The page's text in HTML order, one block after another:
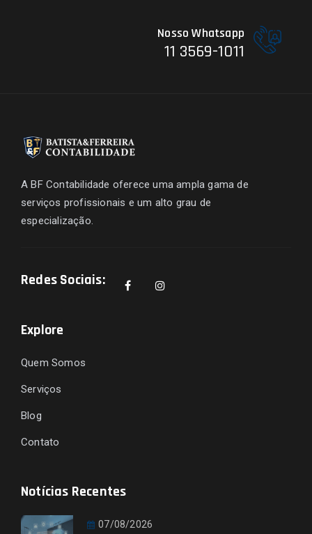
Nosso Whatsapp
11 3569-1011
A BF Contabilidade oferece uma ampla gama de
serviços profissionais e um alto grau de
especialização.
Redes Sociais:
Explore
Quem Somos
Serviços
Blog
Contato
Notícias Recentes
07/08/2026